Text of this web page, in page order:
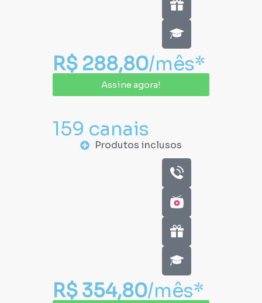
R$ 288,80/mês*
Assine agora!
159 canais
Produtos inclusos
R$ 354,80/mês*